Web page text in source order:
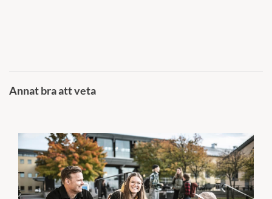
Annat bra att veta